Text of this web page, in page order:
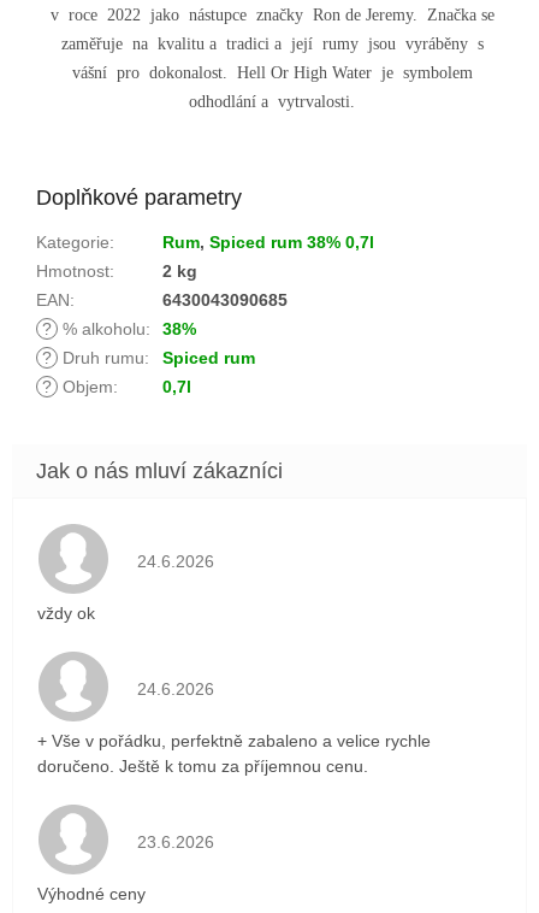
v roce 2022 jako nástupce značky Ron de Jeremy. Značka se
zaměřuje na kvalitu a tradici a její rumy jsou vyráběny s
vášní pro dokonalost. Hell Or High Water je symbolem
odhodlání a vytrvalosti.
Doplňkové parametry
Kategorie: Rum, Spiced rum 38% 0,7l
Hmotnost:
2 kg
EAN:
6430043090685
? % alkoholu:
38%
?
Druh rumu:
Spiced rum
? Objem: 0,7l
Hodnocení obchodu je 5 z 5 hvězdiček.
24.6.2026
vždy ok
Hodnocení obchodu je 5 z 5 hvězdiček.
24.6.2026
+ Vše v pořádku, perfektně zabaleno a velice rychle
doručeno. Ještě k tomu za příjemnou cenu.
Hodnocení obchodu je 5 z 5 hvězdiček.
23.6.2026
Výhodné ceny